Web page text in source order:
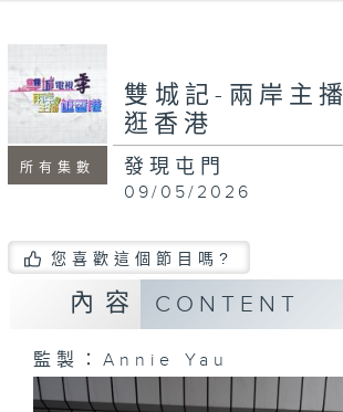
所有集數
雙城記-兩岸主播
逛香港
發現屯門
09/05/2026
您喜歡這個節目嗎?
內容 CONTENT
監製：Annie Yau